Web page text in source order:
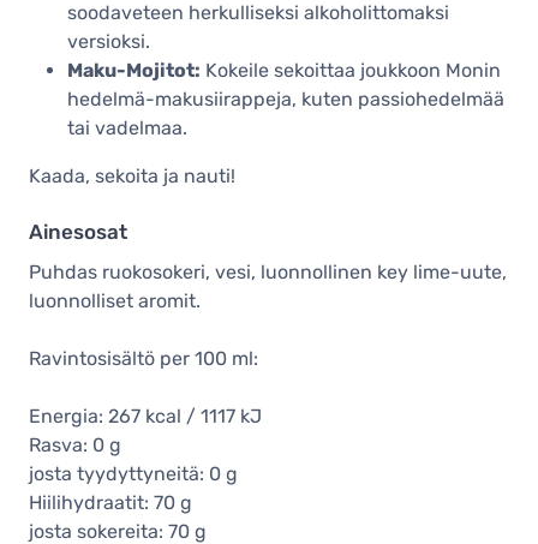
soodaveteen herkulliseksi alkoholittomaksi
versioksi.
Maku-Mojitot: Kokeile sekoittaa joukkoon Monin
hedelmä-makusiirappeja, kuten passiohedelmää
tai vadelmaa.
Kaada, sekoita ja nauti!
Ainesosat
Puhdas ruokosokeri, vesi, luonnollinen key lime-uute,
luonnolliset aromit.
Ravintosisältö per 100 ml:
Energia: 267 kcal / 1117 kJ
Rasva: 0 g
josta tyydyttyneitä: 0 g
Hiilihydraatit: 70 g
josta sokereita: 70 g